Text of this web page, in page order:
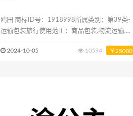
鸥田 商标ID号：1918998所属类别：第39类-
运输包装旅行使用范围：商品包装,物流运输,海
快递服务,旅行陪伴,旅行预订
2024-10-05 10594 ￥25000